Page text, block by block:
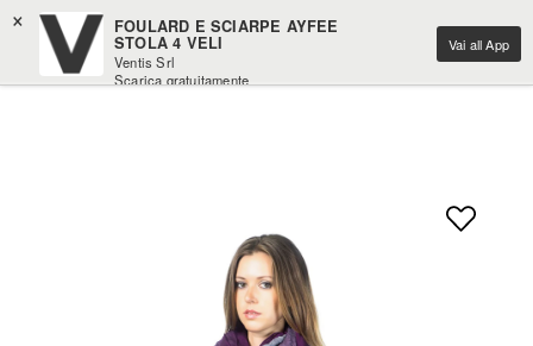
× FOULARD E SCIARPE AYFEE
STOLA 4 VELI
Ventis Srl
Scarica gratuitamente
Vai all App